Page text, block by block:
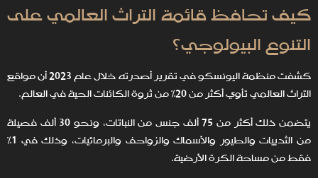
كيف تحافظ قائمة التراث العالمي على
التنوع البيولوجي؟
كشفت منظمة اليونسكو في تقرير أصدرته خلال عام 2023 أن مواقع
التراث العالمي تأوي أكثر من 20% من ثروة الكائنات الحية في العالم.
يتضمن ذلك أكثر من 75 ألف جنس من النباتات، ونحو 30 ألف فصيلة
من الثدييات والطيور والأسماك والزواحف والبرمائيات، وذلك في 1%
فقط من مساحة الكرة الأرضية.